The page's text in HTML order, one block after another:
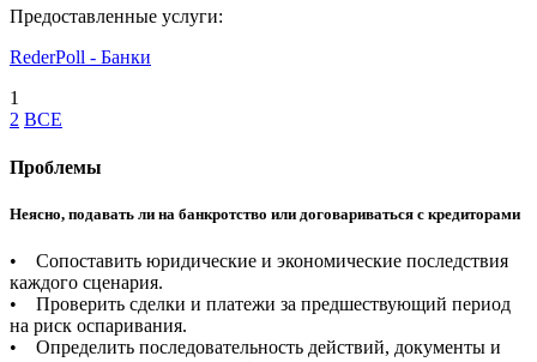
Предоставленные услуги:
RederPoll - Банки
1
2 ВСЕ
Проблемы
Неясно, подавать ли на банкротство или договариваться с кредиторами
• Сопоставить юридические и экономические последствия
каждого сценария.
• Проверить сделки и платежи за предшествующий период
на риск оспаривания.
• Определить последовательность действий, документы и